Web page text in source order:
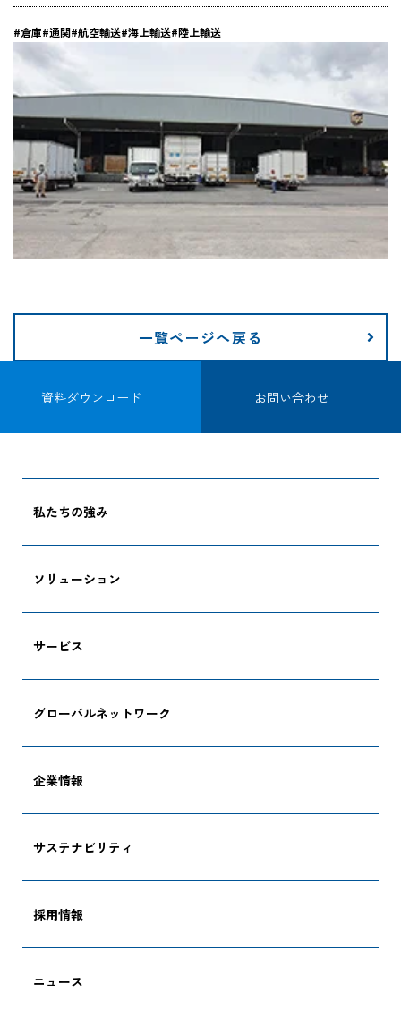
#倉庫#通関#航空輸送#海上輸送#陸上輸送
一覧ページへ戻る
資料ダウンロード お問い合わせ
私たちの強み
ソリューション
サービス
グローバルネットワーク
企業情報
サステナビリティ
採用情報
ニュース